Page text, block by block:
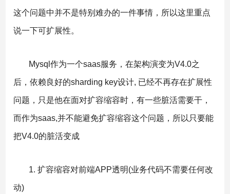
这个问题中并不是特别难办的一件事情，所以这里重点
说一下可扩展性。
Mysql作为一个saas服务，在架构演变为V4.0之
后，依赖良好的sharding key设计, 已经不再存在扩展性
问题，只是他在面对扩容缩容时，有一些脏活需要干，
而作为saas,并不能避免扩容缩容这个问题，所以只要能
把V4.0的脏活变成
1. 扩容缩容对前端APP透明(业务代码不需要任何改
动)